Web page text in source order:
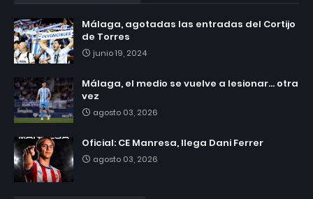
Málaga, agotadas las entradas del Cortijo
de Torres
junio 19, 2024
Málaga, el medio se vuelve a lesionar... otra
vez
agosto 03, 2026
Oficial: CE Manresa, llega Dani Ferrer
agosto 03, 2026